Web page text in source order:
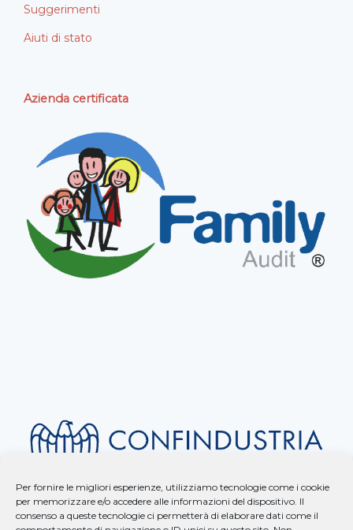
Per fornire le migliori esperienze, utilizziamo tecnologie come i cookie
per memorizzare e/o accedere alle informazioni del dispositivo. Il
consenso a queste tecnologie ci permetterà di elaborare dati come il
Suggerimenti
Aiuti di stato
Azienda certificata